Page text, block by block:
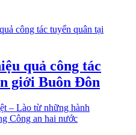
quả công tác
giới Buôn Đôn